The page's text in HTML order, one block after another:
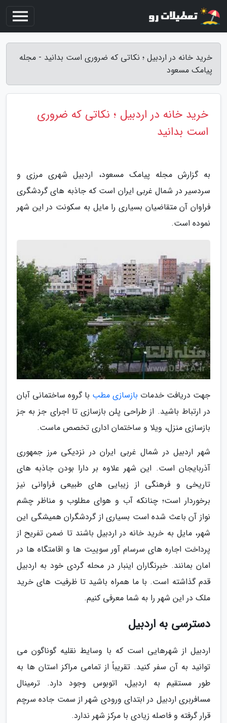
خرید خانه در اردبیل ؛ نکاتی که ضروری است بدانید - مجله
پیامک مسعود
خرید خانه در اردبیل ؛ نکاتی که ضروری
است بدانید
به گزارش مجله پیامک مسعود، اردبیل شهری مرزی و
سردسیر در شمال غربی ایران است که جاذبه های گردشگری
فراوان آن متقاضیان بسیاری را مایل به سکونت در این شهر
نموده است.
جهت دریافت خدمات بازسازی مطب با گروه ساختمانی آبان
در ارتباط باشید. از طراحی پلن بازسازی تا اجرای جز به جز
بازسازی منزل، ویلا و ساختمان اداری تخصص ماست.
شهر اردبیل در شمال غربی ایران در نزدیکی مرز جمهوری
آذربایجان است. این شهر علاوه بر دارا بودن جاذبه های
تاریخی و فرهنگی از زیبایی های طبیعی فراوانی نیز
برخوردار است؛ چنانکه آب و هوای مطلوب و مناظر چشم
نواز آن باعث شده است بسیاری از گردشگران همیشگی این
شهر، مایل به خرید خانه در اردبیل باشند تا ضمن تفریح از
پرداخت اجاره های سرسام آور سوییت ها و اقامتگاه ها در
امان بمانند. خبرنگاران اینبار در محله گردی خود به اردبیل
قدم گذاشته است. با ما همراه باشید تا ظرفیت های خرید
ملک در این شهر را به شما معرفی کنیم.
دسترسی به اردبیل
اردبیل از شهرهایی است که با وسایط نقلیه گوناگون می
توانید به آن سفر کنید. تقریباً از تمامی مراکز استان ها به
طور مستقیم به اردبیل، اتوبوس وجود دارد. ترمینال
مسافربری اردبیل در ابتدای ورودی شهر از سمت جاده سرچم
قرار گرفته و فاصله زیادی با مرکز شهر ندارد.